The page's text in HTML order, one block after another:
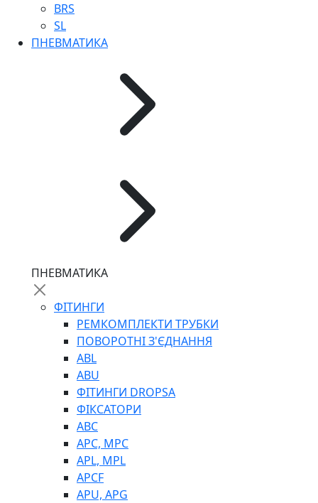
BRS
SL
ПНЕВМАТИКА
ПНЕВМАТИКА
ФІТИНГИ
РЕМКОМПЛЕКТИ ТРУБКИ
ПОВОРОТНІ З'ЄДНАННЯ
ABL
ABU
ФІТИНГИ DROPSA
ФІКСАТОРИ
ABC
APC, MPC
APL, MPL
APCF
APU, APG